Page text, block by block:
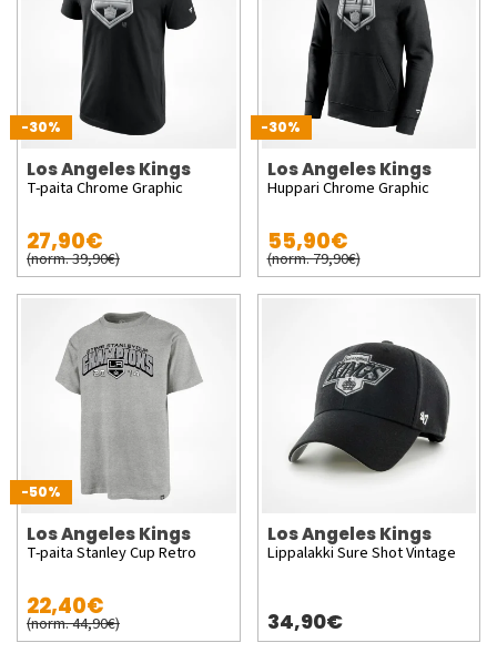
-30%
Los Angeles Kings
T-paita Chrome Graphic
27,90€
(norm. 39,90€)
-30%
Los Angeles Kings
Huppari Chrome Graphic
55,90€
(norm. 79,90€)
-50%
Los Angeles Kings
T-paita Stanley Cup Retro
22,40€
(norm. 44,90€)
Los Angeles Kings
Lippalakki Sure Shot Vintage
34,90€